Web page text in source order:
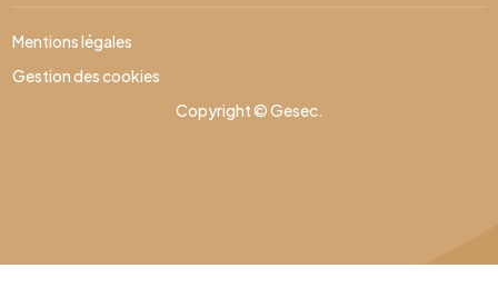
Copyright © Gesec.
Mentions légales
Gestion des cookies